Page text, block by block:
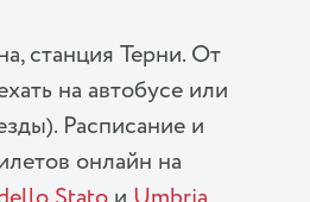
станция Терни. От
на автобусе или
Расписание и
онлайн на